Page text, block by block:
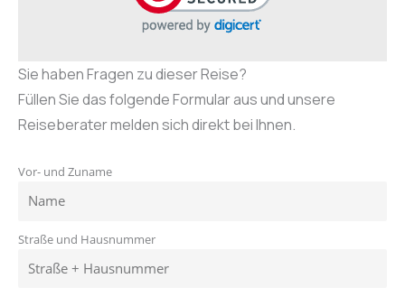
Sie haben Fragen zu dieser Reise?
Füllen Sie das folgende Formular aus und unsere
Reiseberater melden sich direkt bei Ihnen.
Vor- und Zuname
Straße und Hausnummer